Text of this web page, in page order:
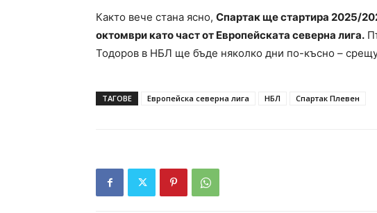
Както вече стана ясно, Спартак ще стартира 2025/
октомври като част от Европейската северна лига.
Тодоров в НБЛ ще бъде няколко дни по-късно –
ТАГОВЕ Европейска северна лига НБЛ Спартак Плевен